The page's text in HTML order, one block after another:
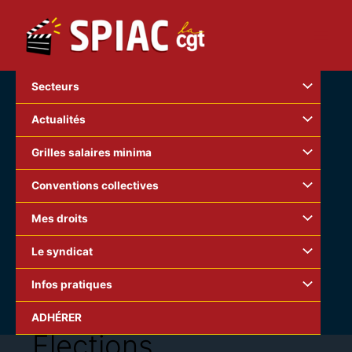
contenu
Secteurs
Actualités
Grilles salaires minima
Conventions collectives
Mes droits
Le syndicat
Infos pratiques
ADHÉRER